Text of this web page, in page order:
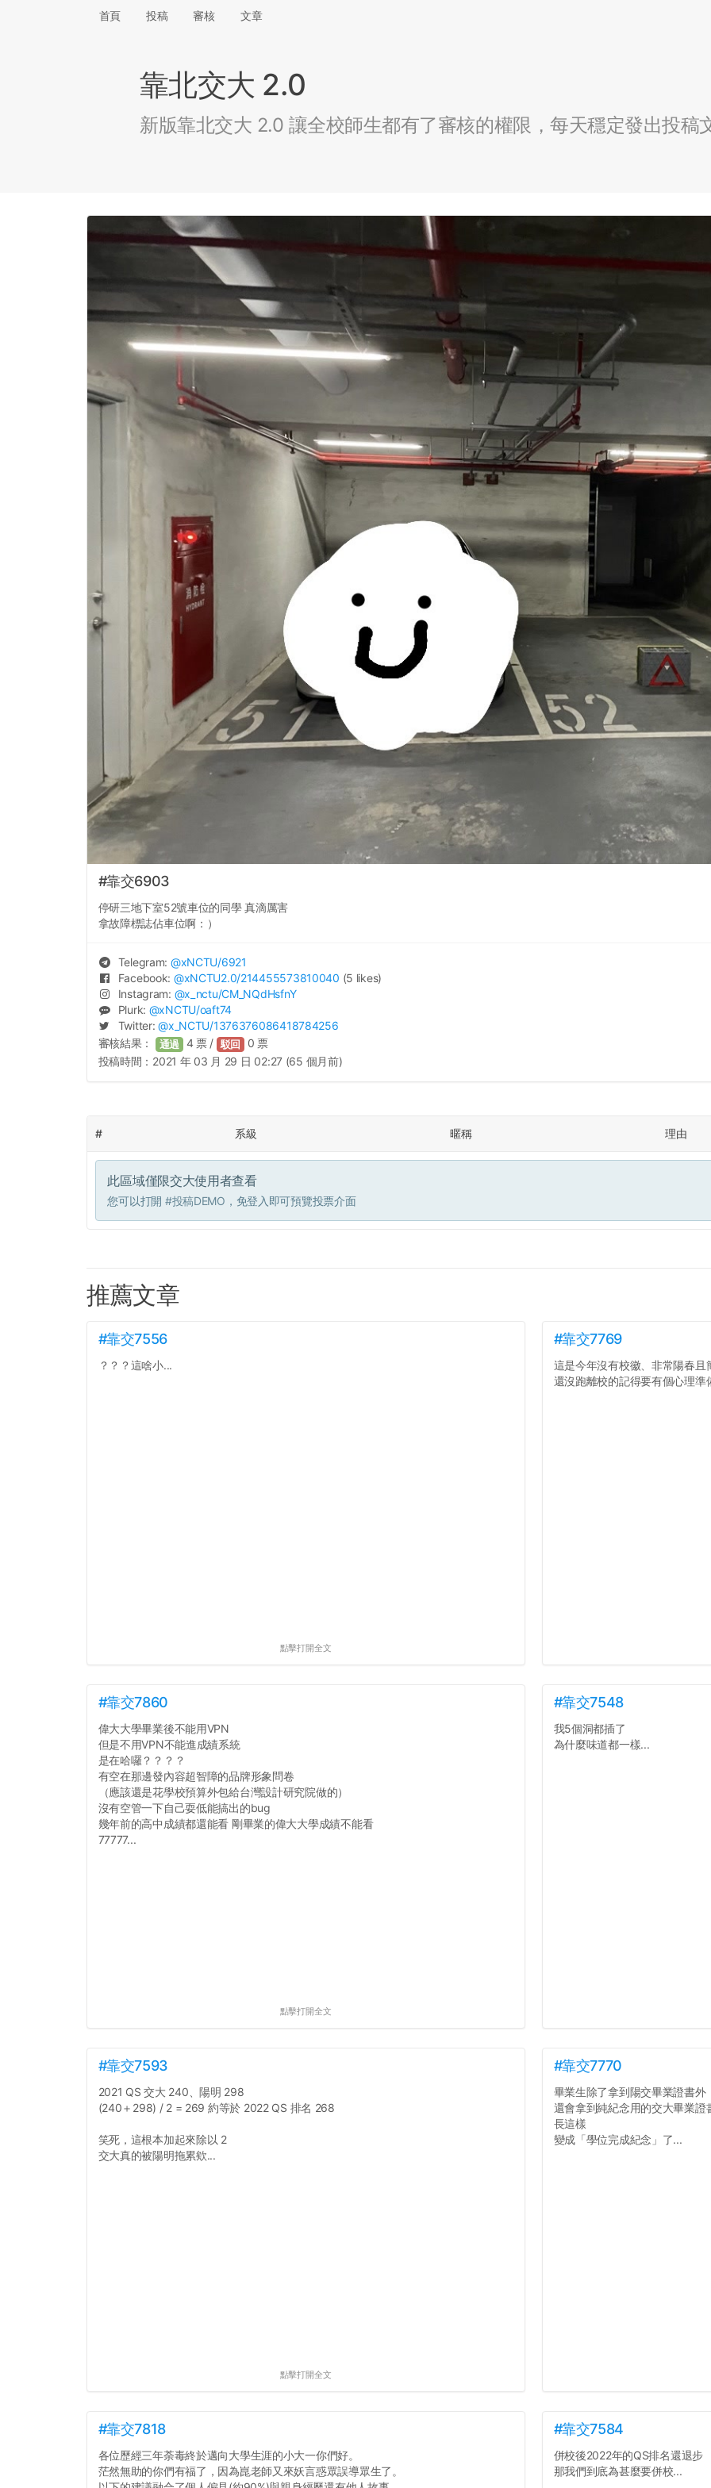
首頁 投稿 審核 文章
靠北交大 2.0
新版靠北交大 2.0 讓全校師生都有了審核的權限，每天穩定發出投稿
#靠交6903
停研三地下室52號車位的同學 真滴厲害
拿故障標誌佔車位啊：）
Telegram: @xNCTU/6921
Facebook: @xNCTU2.0/214455573810040 (5 likes)
Instagram: @x_nctu/CM_NQdHsfnY
Plurk: @xNCTU/oaft74
Twitter:@x_NCTU/1376376086418784256
審核結果： 通過 4票 / 駁回 0 票
投稿時間： 2021 年 03 月 29 日 02:27 (65 個月前)
# 系級 暱稱 理由
此區域僅限交大使用者查看
您可以打開 #投稿DEMO ，免登入即可預覽投票介面
推薦文章
#靠交7556
？？？這啥小...
點擊打開全文
#靠交7769
這是今年沒有校徽、非常陽春且
還沒跑離校的記得要有個心理準
#靠交7860
偉大大學畢業後不能用VPN
但是不用VPN不能進成績系統
是在哈囉？？？？
有空在那邊發內容超智障的品牌形象問卷
（應該還是花學校預算外包給台灣設計研究院做的）
沒有空管一下自己耍低能搞出的bug
幾年前的高中成績都還能看 剛畢業的偉大大學成績不能看
77777...
點擊打開全文
#靠交7548
我5個洞都插了
為什麼味道都一樣...
#靠交7593
2021 QS 交大 240、陽明 298
(240＋298) / 2 = 269 約等於 2022 QS 排名 268
笑死，這根本加起來除以 2
交大真的被陽明拖累欸...
點擊打開全文
#靠交7770
畢業生除了拿到陽交畢業證書外
還會拿到純紀念用的交大畢業證
長這樣
變成「學位完成紀念」了...
#靠交7818
各位歷經三年荼毒終於邁向大學生涯的小大一你們好。
茫然無助的你們有福了，因為崑老師又來妖言惑眾誤導眾生了。
#靠交7584
併校後2022年的QS排名還退步
那我們到底為甚麼要併校...